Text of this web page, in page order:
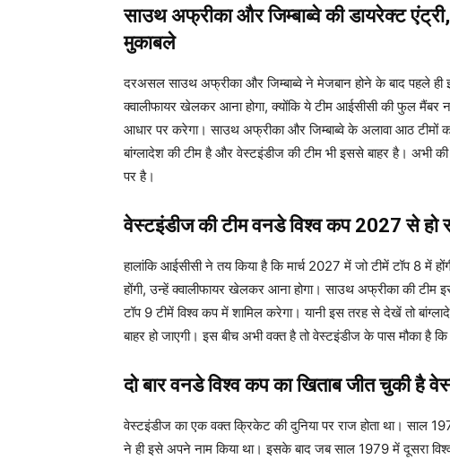
साउथ अफ्रीका और जिम्बाब्वे की डायरेक्ट
मुकाबले
दरअसल साउथ अफ्रीका और जिम्बाब्वे ने मेजबान होने के बाद पहले ही
क्वालीफायर खेलकर आना होगा, क्योंकि ये टीम आईसीसी की फुल मैंबर
आधार पर करेगा। साउथ अफ्रीका और जिम्बाब्वे के अलावा आठ टीमों
बांग्लादेश की टीम है और वेस्टइंडीज की टीम भी इससे बाहर है। अभी
पर है।
वेस्टइंडीज की टीम वनडे विश्व कप 2027 से हो
हालांकि आईसीसी ने तय किया है कि मार्च 2027 में जो टीमें टॉप 8 में
होंगी, उन्हें क्वालीफायर खेलकर आना होगा। साउथ अफ्रीका की
टॉप 9 टीमें विश्व कप में शामिल करेगा। यानी इस तरह से देखें तो
बाहर हो जाएगी। इस बीच अभी वक्त है तो वेस्टइंडीज के पास मौका है
दो बार वनडे विश्व कप का खिताब जीत चुकी है
वेस्टइंडीज का एक वक्त क्रिकेट की दुनिया पर राज होता था। साल
ने ही इसे अपने नाम किया था। इसके बाद जब साल 1979 में दूसरा